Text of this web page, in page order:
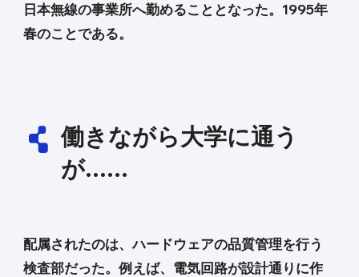
日本無線の事業所へ勤めることとなった。1995年
春のことである。
働きながら大学に通う
が……
配属されたのは、ハードウェアの品質管理を行う
検査部だった。例えば、電気回路が設計通りに作